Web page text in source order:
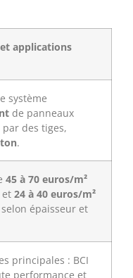
applications
système
de panneaux
des tiges,
.
45 à 70 euros/m²
et 24 à 40 euros/m²
épaisseur et
principales : BCI
performance et